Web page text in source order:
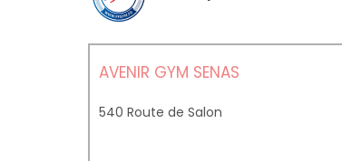
AVENIR GYM SENAS
540 Route de Salon